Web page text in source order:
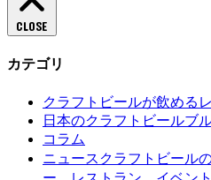
CLOSE
カテゴリ
クラフトビールが飲める
日本のクラフトビールブ
コラム
ニュース クラフトビール